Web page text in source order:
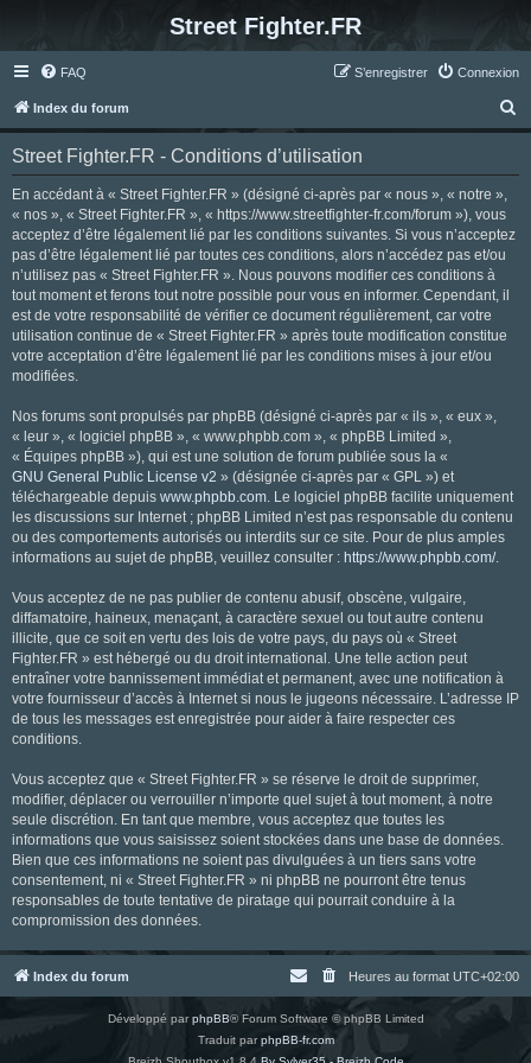
Street Fighter.FR
FAQ Connexion
S’enregistrer
Index du forum
e
Street Fighter.FR - Conditions d’utilisation
En accédant à « Street Fighter.FR » (désigné ci-après par « nous », « notre »,
« nos », « Street Fighter.FR », « https://www.streetfighter-fr.com/forum »), vous
acceptez d’être légalement lié par les conditions suivantes. Si vous n’acceptez
pas d’être légalement lié par toutes ces conditions, alors n’accédez pas et/ou
n’utilisez pas « Street Fighter.FR ». Nous pouvons modifier ces conditions à
tout moment et ferons tout notre possible pour vous en informer. Cependant, il
est de votre responsabilité de vérifier ce document régulièrement, car votre
utilisation continue de « Street Fighter.FR » après toute modification constitue
votre acceptation d’être légalement lié par les conditions mises à jour et/ou
modifiées.
Nos forums sont propulsés par phpBB (désigné ci-après par « ils », « eux »,
« leur », « logiciel phpBB », « www.phpbb.com », « phpBB Limited »,
« Équipes phpBB »), qui est une solution de forum publiée sous la «
GNU General Public License v2 » (désignée ci-après par « GPL ») et
téléchargeable depuis www.phpbb.com. Le logiciel phpBB facilite uniquement
les discussions sur Internet ; phpBB Limited n’est pas responsable du contenu
ou des comportements autorisés ou interdits sur ce site. Pour de plus amples
informations au sujet de phpBB, veuillez consulter : https://www.phpbb.com/.
Vous acceptez de ne pas publier de contenu abusif, obscène, vulgaire,
diffamatoire, haineux, menaçant, à caractère sexuel ou tout autre contenu
illicite, que ce soit en vertu des lois de votre pays, du pays où « Street
Fighter.FR » est hébergé ou du droit international. Une telle action peut
entraîner votre bannissement immédiat et permanent, avec une notification à
votre fournisseur d’accès à Internet si nous le jugeons nécessaire. L’adresse IP
de tous les messages est enregistrée pour aider à faire respecter ces
conditions.
Vous acceptez que « Street Fighter.FR » se réserve le droit de supprimer,
modifier, déplacer ou verrouiller n’importe quel sujet à tout moment, à notre
seule discrétion. En tant que membre, vous acceptez que toutes les
informations que vous saisissez soient stockées dans une base de données.
Bien que ces informations ne soient pas divulguées à un tiers sans votre
consentement, ni « Street Fighter.FR » ni phpBB ne pourront être tenus
responsables de toute tentative de piratage qui pourrait conduire à la
compromission des données.
Index du forum Heures au format UTC+02:00
Développé parphpBB® Forum Software © phpBB Limited
Traduit parphpBB-fr.com